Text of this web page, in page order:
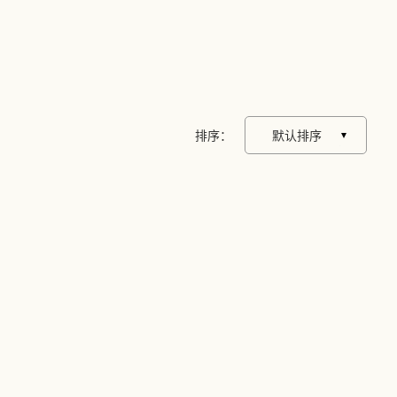
排序： 默认排序